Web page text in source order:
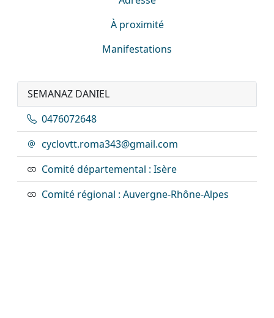
À proximité
Manifestations
SEMANAZ DANIEL
0476072648
cyclovtt.roma343@gmail.com
Comité départemental : Isère
Comité régional : Auvergne-Rhône-Alpes